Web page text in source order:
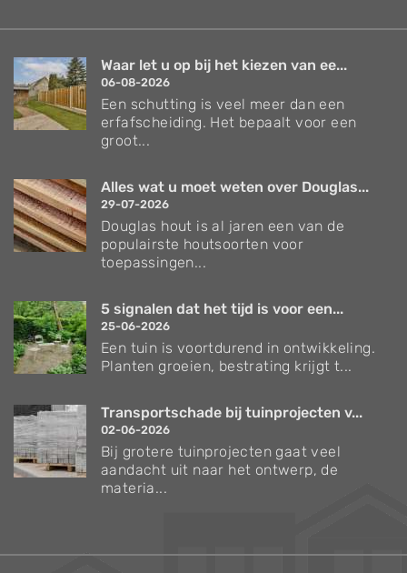
Waar let u op bij het kiezen van ee...
06-08-2026
Een schutting is veel meer dan een
erfafscheiding. Het bepaalt voor een
groot...
Alles wat u moet weten over Douglas...
29-07-2026
Douglas hout is al jaren een van de
populairste houtsoorten voor
toepassingen...
5 signalen dat het tijd is voor een...
25-06-2026
Een tuin is voortdurend in ontwikkeling.
Planten groeien, bestrating krijgt t...
Transportschade bij tuinprojecten v...
02-06-2026
Bij grotere tuinprojecten gaat veel
aandacht uit naar het ontwerp, de
materia...